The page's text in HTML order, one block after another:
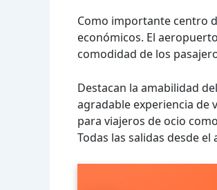
Como importante centro
económicos. El
comodidad de los
Destacan la amabilidad
agradable experiencia de
para viajeros de ocio
Todas las salidas desde